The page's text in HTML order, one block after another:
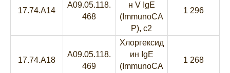
17.74.A14
A09.05.118.
468
н V IgE
(ImmunoCA
P), c2
1 296
17.74.A18
A09.05.118.
469
Хлоргексид
ин IgE
(ImmunoCA
1 268